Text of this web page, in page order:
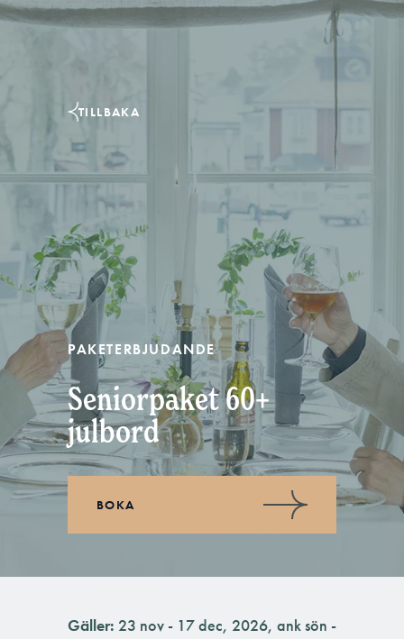
TILLBAKA
PAKETERBJUDANDE
Seniorpaket 60+
julbord
BOKA
Gäller: 23 nov - 17 dec, 2026, ank sön -